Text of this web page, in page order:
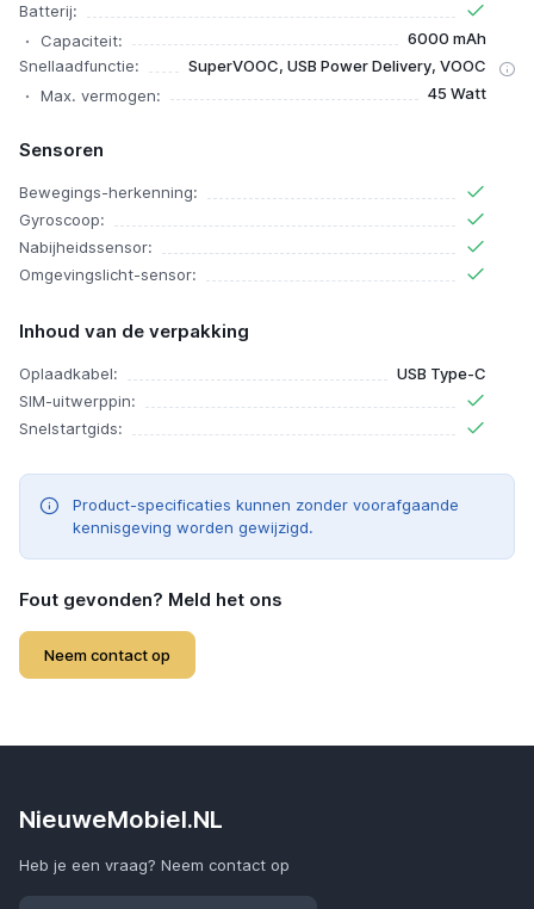
Batterij:
Capaciteit:
6000 mAh
Snellaadfunctie:
SuperVOOC, USB Power Delivery, VOOC
Max. vermogen:
45 Watt
Sensoren
Bewegings-herkenning:
Gyroscoop:
Nabijheidssensor:
Omgevingslicht-sensor:
Inhoud van de verpakking
Oplaadkabel:
USB Type-C
SIM-uitwerppin:
Snelstartgids:
Product-specificaties kunnen zonder voorafgaande
kennisgeving worden gewijzigd.
Fout gevonden? Meld het ons
Neem contact op
NieuweMobiel.NL
Heb je een vraag? Neem contact op